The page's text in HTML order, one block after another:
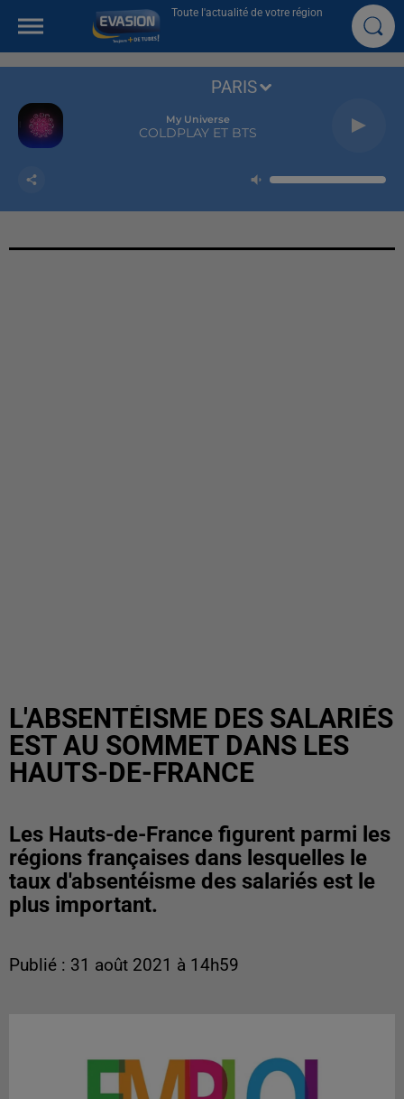
Toute l'actualité de votre région
My Universe
COLDPLAY ET BTS
PARIS
L'ABSENTÉISME DES SALARIÉS
EST AU SOMMET DANS LES
HAUTS-DE-FRANCE
Les Hauts-de-France figurent parmi les
régions françaises dans lesquelles le
taux d'absentéisme des salariés est le
plus important.
Publié : 31 août 2021 à 14h59